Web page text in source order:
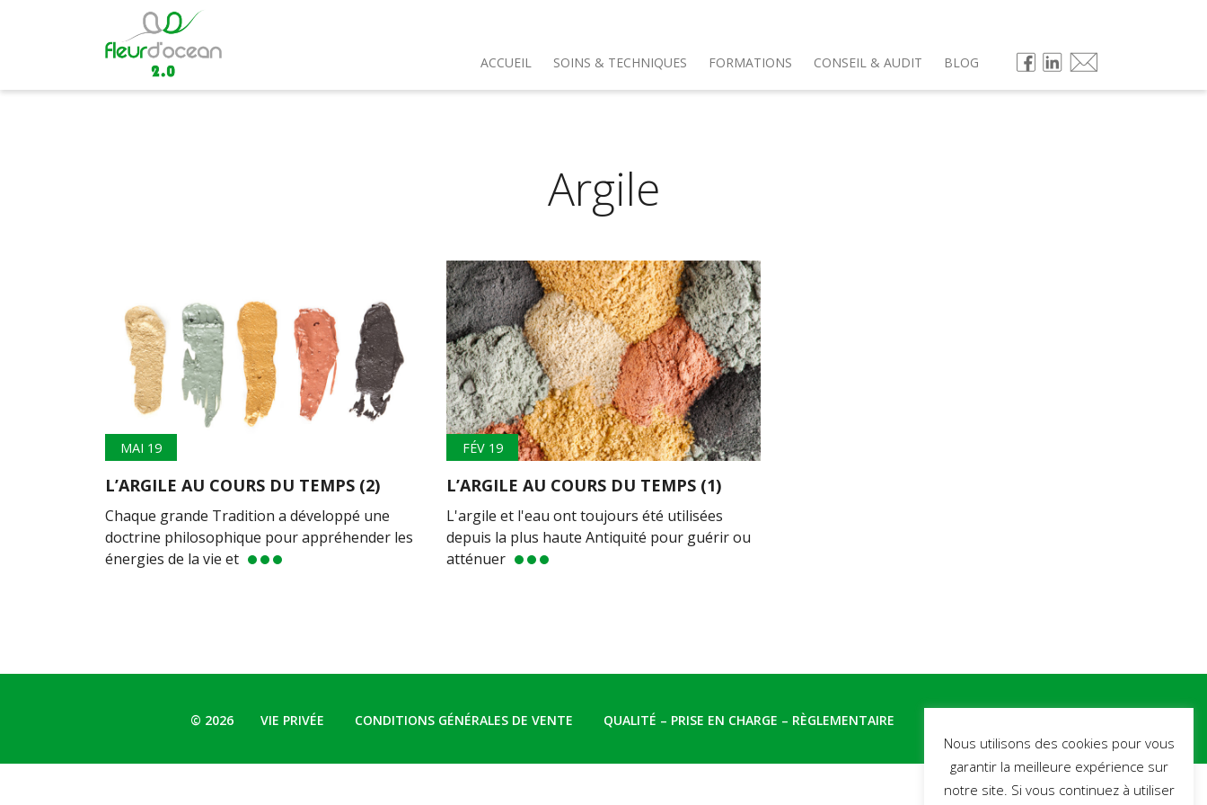
ACCUEIL SOINS & TECHNIQUES FORMATIONS CONSEIL & AUDIT BLOG
Argile
MAI 19
L’ARGILE AU COURS DU TEMPS (2)
Chaque grande Tradition a développé une
doctrine philosophique pour appréhender les
énergies de la vie et
FÉV 19
L’ARGILE AU COURS DU TEMPS (1)
L'argile et l'eau ont toujours été utilisées
depuis la plus haute Antiquité pour guérir ou
atténuer
© 2026 VIE PRIVÉE CONDITIONS GÉNÉRALES DE VENTE QUALITÉ – PRISE EN CHARGE – RÈGLEMENTAIRE
Nous utilisons des cookies pour vous
garantir la meilleure expérience sur
notre site. Si vous continuez à utiliser